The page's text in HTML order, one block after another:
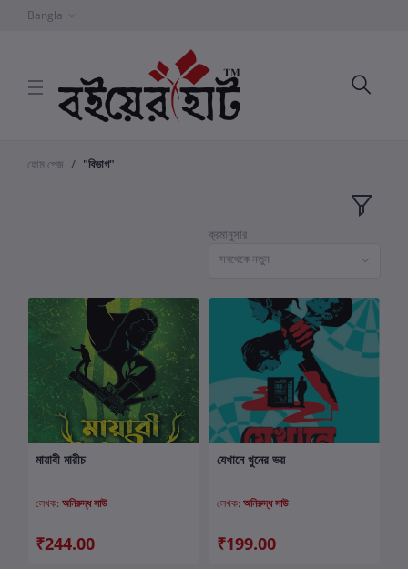
Bangla
হোম পেজ "বিভাগ"
ক্রমানুসার
সবথেকে নতুন
কার্টে যোগ করুন
মায়াবী মারীচ
লেখক: অনিরুদ্ধ সাউ
₹244.00
কার্টে যোগ করুন
যেখানে খুনের ভয়
লেখক: অনিরুদ্ধ সাউ
₹199.00